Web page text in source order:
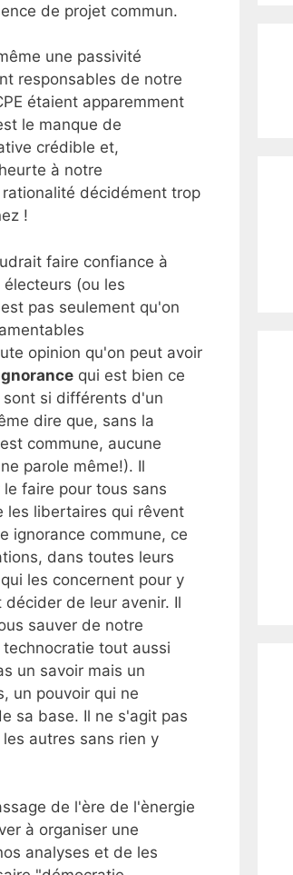
de projet commun.
une passivité
responsables de notre
étaient apparemment
le manque de
crédible et,
à notre
décidément trop
!
faire confiance à
(ou les
pas seulement qu'on
opinion qu'on peut avoir
qui est bien ce
sont si différents d'un
dire que, sans la
commune, aucune
parole même!). Il
faire pour tous sans
les libertaires qui rêvent
ignorance commune, ce
dans toutes leurs
les concernent pour y
de leur avenir. Il
sauver de notre
tout aussi
un savoir mais un
un pouvoir qui ne
sa base. Il ne s'agit pas
autres sans rien y
de l'ère de l'ènergie
à organiser une
analyses et de les